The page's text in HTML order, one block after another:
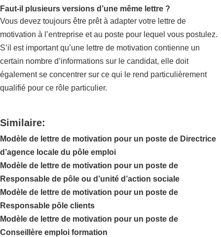
Faut-il plusieurs versions d’une même lettre ?
Vous devez toujours être prêt à adapter votre lettre de
motivation à l’entreprise et au poste pour lequel vous postulez.
S’il est important qu’une lettre de motivation contienne un
certain nombre d’informations sur le candidat, elle doit
également se concentrer sur ce qui le rend particulièrement
qualifié pour ce rôle particulier.
Similaire:
Modèle de lettre de motivation pour un poste de Directrice
d’agence locale du pôle emploi
Modèle de lettre de motivation pour un poste de
Responsable de pôle ou d’unité d’action sociale
Modèle de lettre de motivation pour un poste de
Responsable pôle clients
Modèle de lettre de motivation pour un poste de
Conseillère emploi formation